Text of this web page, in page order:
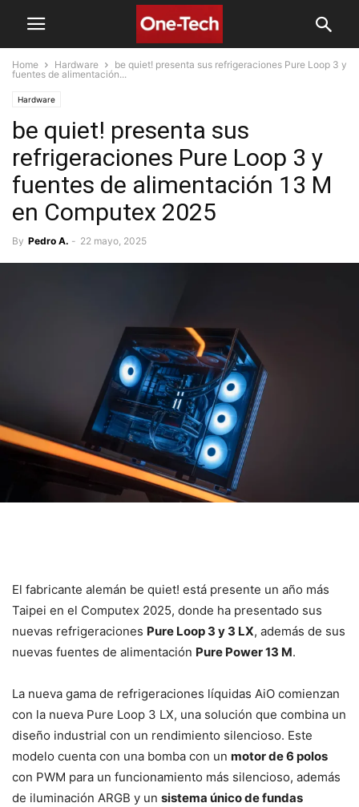
Home Hardware
be quiet! presenta sus refrigeraciones Pure Loop 3 y
fuentes de alimentación...
Hardware
be quiet! presenta sus
refrigeraciones Pure Loop 3 y
fuentes de alimentación 13 M
en Computex 2025
By Pedro A. - 22 mayo, 2025
El fabricante alemán be quiet! está presente un año más
Taipei en el Computex 2025, donde ha presentado sus
nuevas refrigeraciones Pure Loop 3 y 3 LX, además de sus
nuevas fuentes de alimentación Pure Power 13 M.
La nueva gama de refrigeraciones líquidas AiO comienzan
con la nueva Pure Loop 3 LX, una solución que combina un
diseño industrial con un rendimiento silencioso. Este
modelo cuenta con una bomba con un motor de 6 polos
con PWM para un funcionamiento más silencioso, además
de iluminación ARGB y un sistema único de fundas